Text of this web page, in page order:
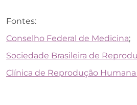
Fontes:
Conselho Federal de Medicina;
Sociedade Brasileira de
Clínica de Reprodução